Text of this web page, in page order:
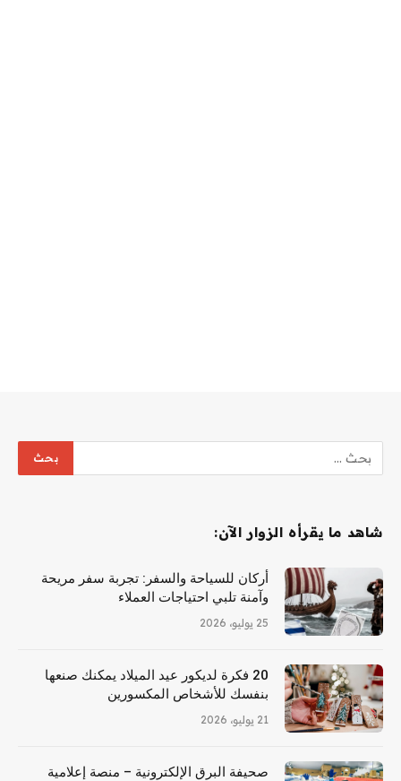
شاهد ما يقرأه الزوار الآن:
أركان للسياحة والسفر: تجربة سفر مريحة
وآمنة تلبي احتياجات العملاء
25 يوليو، 2026
20 فكرة لديكور عيد الميلاد يمكنك صنعها
بنفسك للأشخاص المكسورين
21 يوليو، 2026
صحيفة البرق الإلكترونية – منصة إعلامية